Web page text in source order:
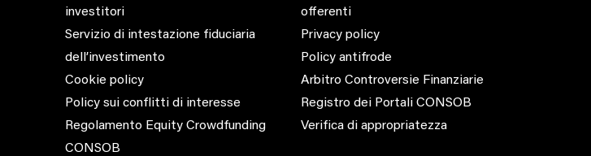
investitori
Servizio di intestazione fiduciaria
dell’investimento
Cookie policy
Policy sui conflitti di interesse
Regolamento Equity Crowdfunding
CONSOB
offerenti
Privacy policy
Policy antifrode
Arbitro Controversie Finanziarie
Registro dei Portali CONSOB
Verifica di appropriatezza